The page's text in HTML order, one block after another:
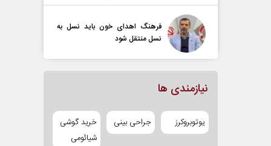
فرهنگ اهدای خون باید نسل به
نسل منتقل شود
نیازمندی ها
یوتوبروکرز جراحی بینی
خرید گوشی
شیائومی